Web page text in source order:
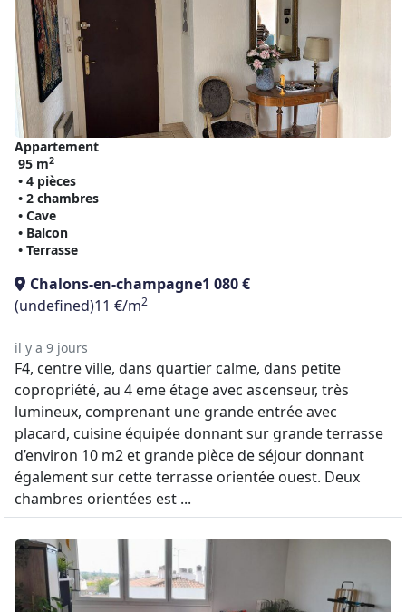
Appartement
95 m2
• 4 pièces
• 2 chambres
• Cave
• Balcon
• Terrasse
Chalons-en-champagne1 080 €
(undefined)11 €/m2
il y a 9 jours
F4, centre ville, dans quartier calme, dans petite
copropriété, au 4 eme étage avec ascenseur, très
lumineux, comprenant une grande entrée avec
placard, cuisine équipée donnant sur grande terrasse
d’environ 10 m2 et grande pièce de séjour donnant
également sur cette terrasse orientée ouest. Deux
chambres orientées est ...